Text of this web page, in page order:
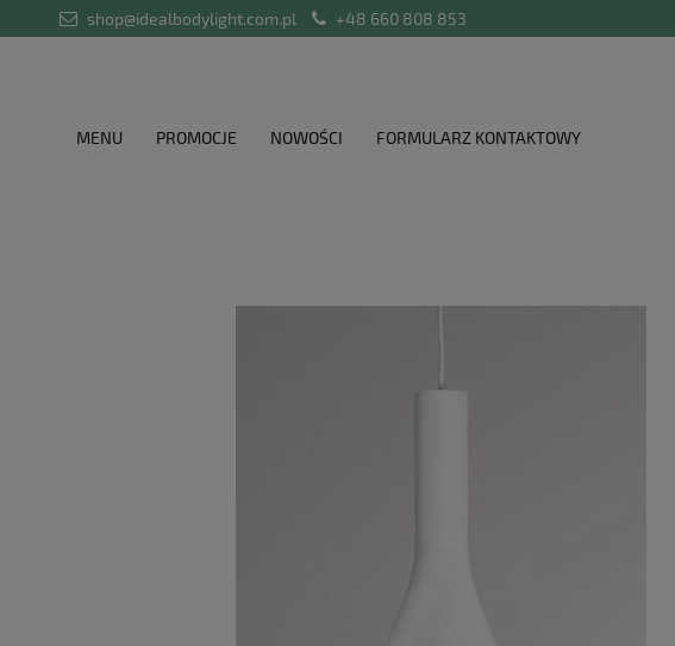
shop@idealbodylight.com.pl +48 660 808 853
MENU PROMOCJE NOWOŚCI FORMULARZ KONTAKTOWY